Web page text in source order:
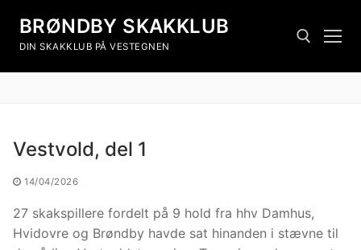
BRØNDBY SKAKKLUB
DIN SKAKKLUB PÅ VESTEGNEN
Vestvold, del 1
14/04/2026
27 skakspillere fordelt på 9 hold fra hhv Damhus,
Hvidovre og Brøndby havde sat hinanden i stævne til